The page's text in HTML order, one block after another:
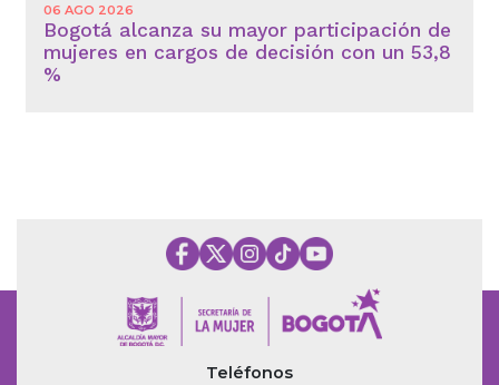
06 AGO 2026
Bogotá alcanza su mayor participación de
mujeres en cargos de decisión con un 53,8
%
Teléfonos